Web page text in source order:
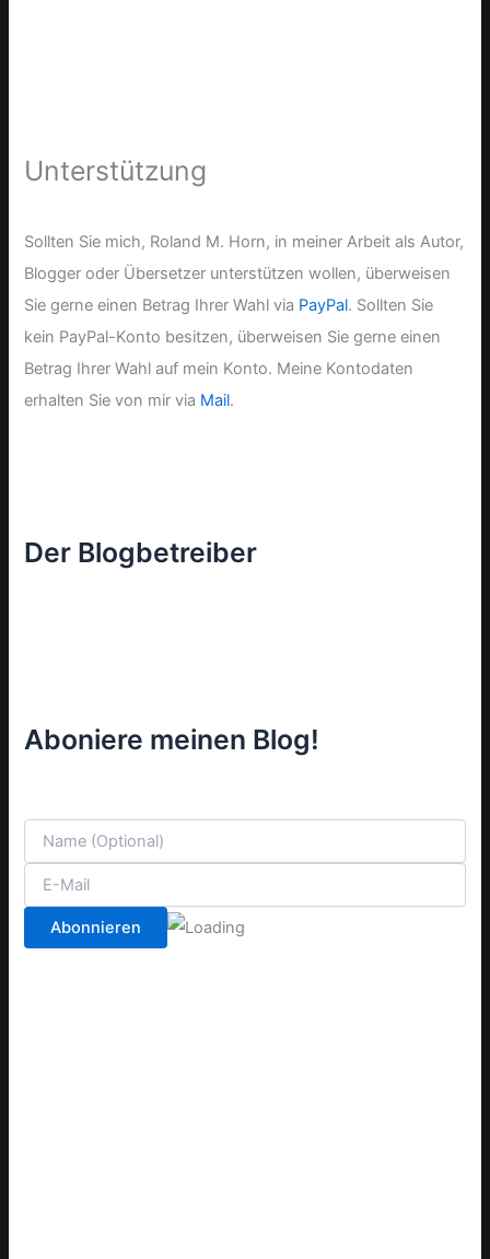
Unterstützung
Sollten Sie mich, Roland M. Horn, in meiner Arbeit als Autor,
Blogger oder Übersetzer unterstützen wollen, überweisen
Sie gerne einen Betrag Ihrer Wahl via PayPal. Sollten Sie
kein PayPal-Konto besitzen, überweisen Sie gerne einen
Betrag Ihrer Wahl auf mein Konto. Meine Kontodaten
erhalten Sie von mir via Mail.
Der Blogbetreiber
Aboniere meinen Blog!